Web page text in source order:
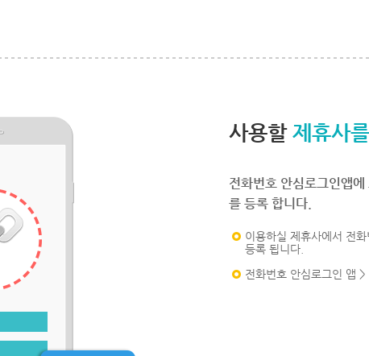
사용할 제휴사
전화번호 안심로그인앱
를 등록 합니다.
이용하실 제휴사에서 전
등록 됩니다.
전화번호 안심로그인 앱